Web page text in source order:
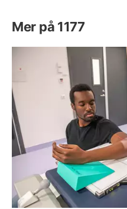
Mer på 1177